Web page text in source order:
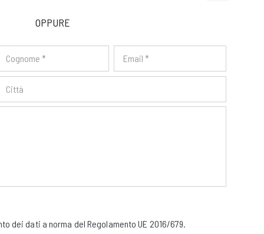
OPPURE
dei dati a norma del Regolamento UE 2016/679.